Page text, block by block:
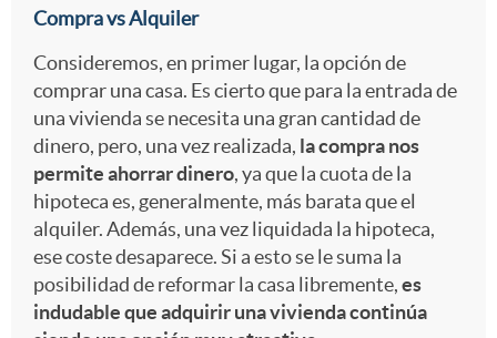
a
n
d
a
J
o
v
e
n
-
c
A
r
t
1
2
Compra vs Alquiler
Consideremos, en primer lugar, la opción de
comprar una casa. Es cierto que para la entrada de
una vivienda se necesita una gran cantidad de
dinero, pero, una vez realizada, la compra nos
permite ahorrar dinero, ya que la cuota de la
hipoteca es, generalmente, más barata que el
alquiler. Además, una vez liquidada la hipoteca,
ese coste desaparece. Si a esto se le suma la
posibilidad de reformar la casa libremente,es
indudable que adquirir una vivienda continúa